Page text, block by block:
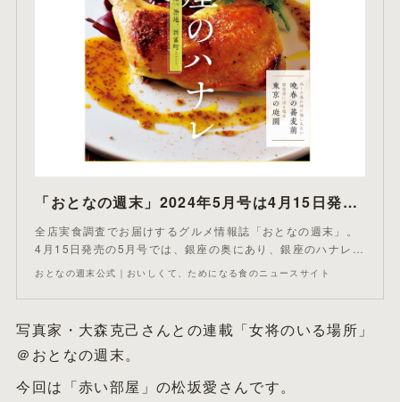
「おとなの週末」2024年5月号は4月15日発売！大特集は「銀座のハナレ」 - おとなの週末公式｜おいしくて、ためになる食のニュースサイト
全店実食調査でお届けするグルメ情報誌「おとなの週末」。
4月15日発売の5月号では、銀座の奥にあり、銀座のハナレ…
おとなの週末公式｜おいしくて、ためになる食のニュースサイト
写真家・大森克己さんとの連載「女将のいる場所」
＠おとなの週末。
今回は「赤い部屋」の松坂愛さんです。